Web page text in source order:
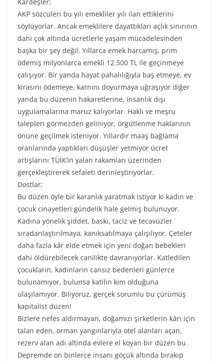
AKP sözcüleri bu yılı emekliler yılı ilan ettiklerini
söylüyorlar. Ancak emeklilere dayattıkları açlık sınırının
dahi çok altında ücretlerle yaşam mücadelesinden
başka bir şey değil. Yıllarca emek harcamış, prim
ödemiş milyonlarca emekli 12.500 TL ile geçinmeye
çalışıyor. Bir yanda hayat pahalılığıyla baş etmeye, ev
kirasını ödemeye, karnını doyurmaya uğraşıyor diğer
yanda bu düzenin hakaretlerine, insanlık dışı
uygulamalarına maruz kalıyorlar. Haklı ve meşru
talepleri görmezden geliniyor, örgütlenme haklarının
önüne geçilmek isteniyor. Yıllardır maaş bağlama
oranlarında yaptıkları düşüşler yetmiyor ücret
artışlarını TÜİK’in yalan rakamları üzerinden
gerçekleştirerek sefaleti derinleştiriyorlar.
Dostlar;
Bu düzen öyle bir karanlık yaratmak istiyor ki kadın ve
çocuk cinayetleri gündelik hale gelmiş bulunuyor.
Kadına yönelik şiddet, baskı, taciz ve tecavüzler
sıradanlaştırılmaya, kanıksatılmaya çalışılıyor. Çeteler
daha fazla kâr elde etmek için yeni doğan bebekleri
dahi öldürebilecek canilikte davranıyorlar. Katledilen
çocukların, kadınların cansız bedenleri günlerce
bulunamıyor, bulunsa katilin kim olduğuna
ulaşılamıyor. Biliyoruz, gerçek sorumlu bu çürümüş
kapitalist düzen!
Bizlere nefes aldırmayan, doğamızı şirketlerin kârı için
talan eden, orman yangınlarıyla otel alanları açan,
rezerv alan adı altında evlere el koyan bir düzen bu.
Depremde on binlerce insanı göçük altında bırakıp